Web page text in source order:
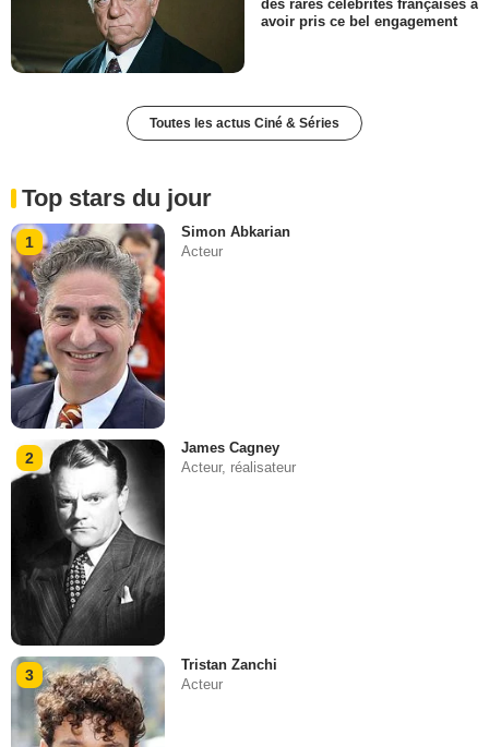
des rares célébrités françaises à
avoir pris ce bel engagement
Toutes les actus Ciné & Séries
Top stars du jour
1
Simon Abkarian
Acteur
2
James Cagney
Acteur, réalisateur
3
Tristan Zanchi
Acteur